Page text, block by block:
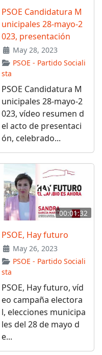
PSOE Candidatura M
unicipales 28-mayo-2
023, presentación
May 28, 2023
PSOE - Partido Sociali
sta
PSOE Candidatura M
unicipales 28-mayo-2
023, vídeo resumen d
el acto de presentaci
ón, celebrado...
00:01:32
PSOE, Hay futuro
May 26, 2023
PSOE - Partido Sociali
sta
PSOE, Hay futuro, víd
eo campaña electora
l, elecciones municipa
les del 28 de mayo d
e...